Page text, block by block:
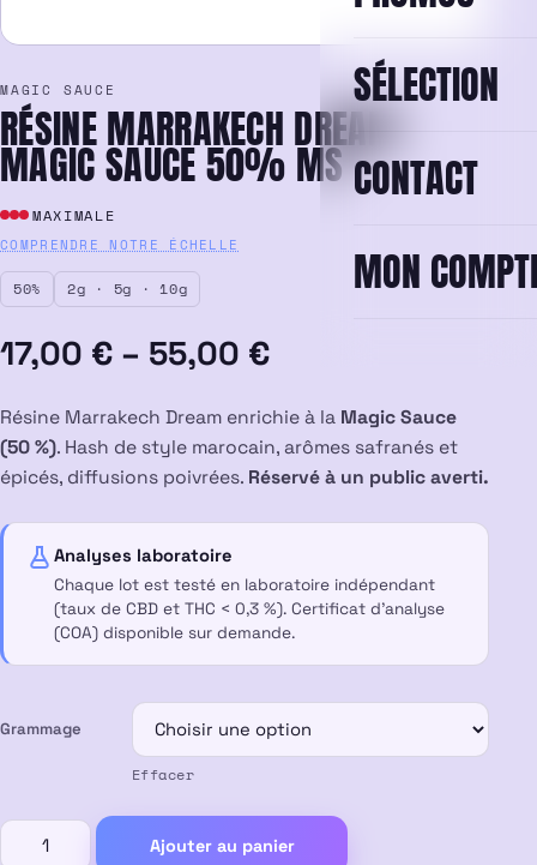
SÉLECTION
CONTACT
MON
MAGIC SAUCE
RÉSINE MARRAKECH DREAM
MAGIC SAUCE 50% MS
MAXIMALE
COMPRENDRE NOTRE ÉCHELLE
50% 2g · 5g · 10g
17,00 € – 55,00 €
Plage
de
prix :
55,00 €
Résine Marrakech Dream enrichie à la Magic Sauce
(50 %). Hash de style marocain, arômes safranés et
épicés, diffusions poivrées. Réservé à un public averti.
Analyses laboratoire
Chaque lot est testé en laboratoire indépendant
(taux de CBD et THC < 0,3 %). Certificat d’analyse
(COA) disponible sur demande.
Grammage
Effacer
quantité
de
Ajouter au panier